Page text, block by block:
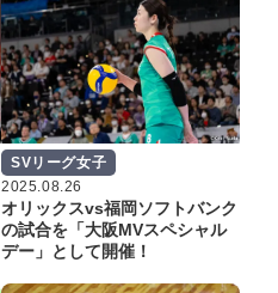
SVリーグ女子
2025.08.26
オリックスvs福岡ソフトバンク
の試合を「大阪MVスペシャル
デー」として開催！